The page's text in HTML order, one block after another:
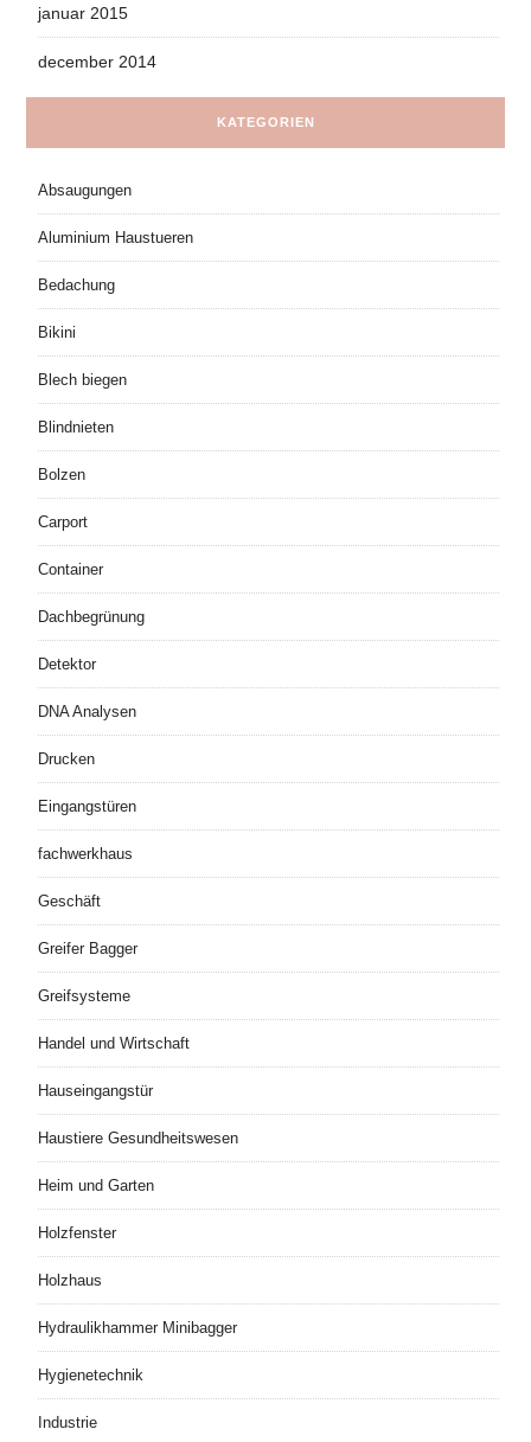
januar 2015
december 2014
KATEGORIEN
Absaugungen
Aluminium Haustueren
Bedachung
Bikini
Blech biegen
Blindnieten
Bolzen
Carport
Container
Dachbegrünung
Detektor
DNA Analysen
Drucken
Eingangstüren
fachwerkhaus
Geschäft
Greifer Bagger
Greifsysteme
Handel und Wirtschaft
Hauseingangstür
Haustiere Gesundheitswesen
Heim und Garten
Holzfenster
Holzhaus
Hydraulikhammer Minibagger
Hygienetechnik
Industrie